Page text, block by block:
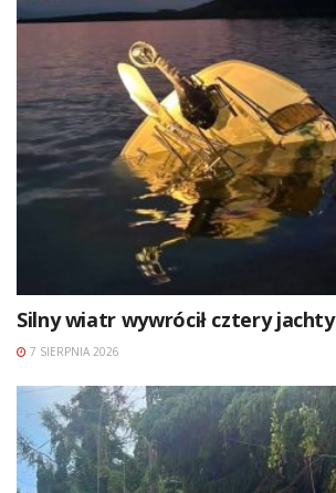
Silny wiatr wywrócił cztery jachty
7 SIERPNIA 2026